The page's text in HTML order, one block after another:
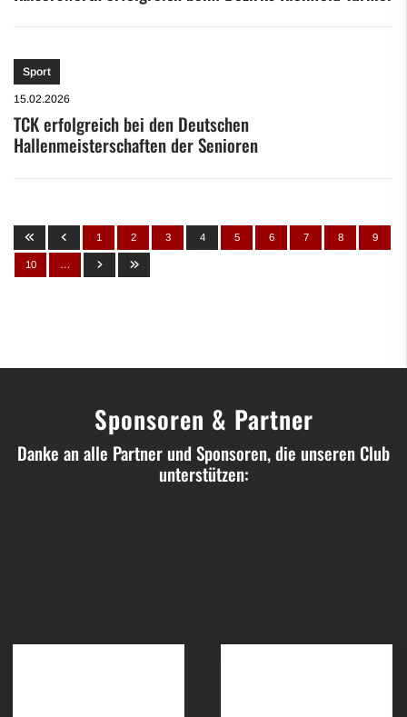
Sport
15.02.2026
TCK erfolgreich bei den Deutschen
Hallenmeisterschaften der Senioren
1 2 3 4 5 6 7 8 9
10 …
Sponsoren & Partner
Danke an alle Partner und Sponsoren, die unseren Club
unterstützen: